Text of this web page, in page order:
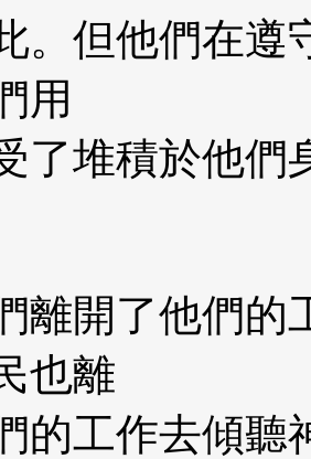
。但他們在遵
用
了堆積於他們
離開了他們的
也離
的工作去傾聽